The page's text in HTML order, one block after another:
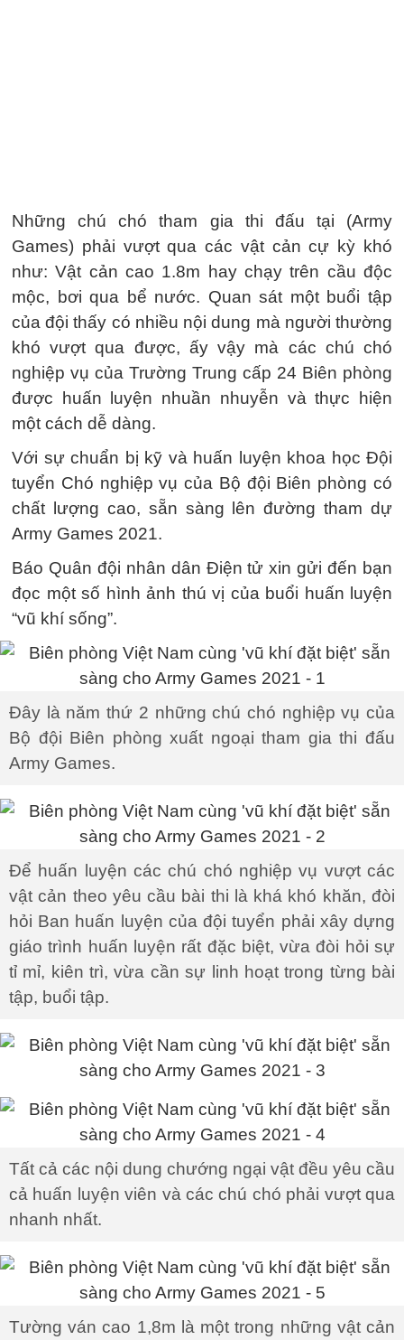
Những chú chó tham gia thi đấu tại (Army
Games) phải vượt qua các vật cản cự kỳ khó
như: Vật cản cao 1.8m hay chạy trên cầu độc
mộc, bơi qua bể nước. Quan sát một buổi tập
của đội thấy có nhiều nội dung mà người thường
khó vượt qua được, ấy vậy mà các chú chó
nghiệp vụ của Trường Trung cấp 24 Biên phòng
được huấn luyện nhuần nhuyễn và thực hiện
một cách dễ dàng.
Với sự chuẩn bị kỹ và huấn luyện khoa học Đội
tuyển Chó nghiệp vụ của Bộ đội Biên phòng có
chất lượng cao, sẵn sàng lên đường tham dự
Army Games 2021.
Báo Quân đội nhân dân Điện tử xin gửi đến bạn
đọc một số hình ảnh thú vị của buổi huấn luyện
“vũ khí sống”.
Đây là năm thứ 2 những chú chó nghiệp vụ của
Bộ đội Biên phòng xuất ngoại tham gia thi đấu
Army Games.
Để huấn luyện các chú chó nghiệp vụ vượt các
vật cản theo yêu cầu bài thi là khá khó khăn, đòi
hỏi Ban huấn luyện của đội tuyển phải xây dựng
giáo trình huấn luyện rất đặc biệt, vừa đòi hỏi sự
tỉ mỉ, kiên trì, vừa cần sự linh hoạt trong từng bài
tập, buổi tập.
Tất cả các nội dung chướng ngại vật đều yêu cầu
cả huấn luyện viên và các chú chó phải vượt qua
nhanh nhất.
Tường ván cao 1,8m là một trong những vật cản